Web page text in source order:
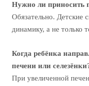
Нужно ли приносить
Обязательно. Детские
динамику, а не только
Когда ребёнка
печени или
При увеличенной